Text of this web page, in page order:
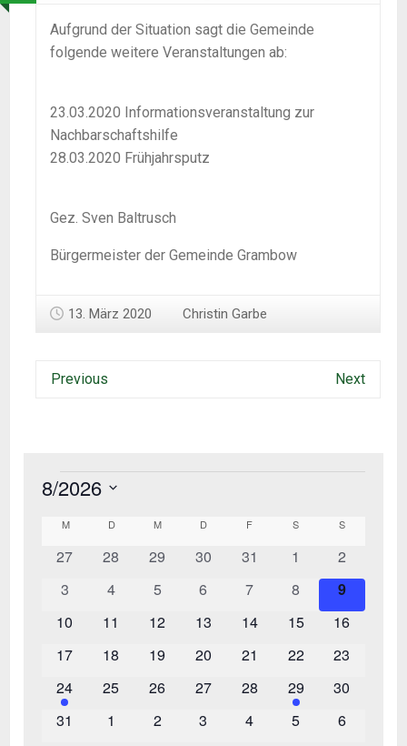
Aufgrund der Situation sagt die Gemeinde
folgende weitere Veranstaltungen ab:
23.03.2020 Informationsveranstaltung zur
Nachbarschaftshilfe
28.03.2020 Frühjahrsputz
Gez. Sven Baltrusch
Bürgermeister der Gemeinde Grambow
13. März 2020 Christin Garbe
Previous Next